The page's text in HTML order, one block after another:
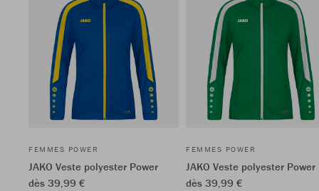
FEMMES POWER
JAKO Veste polyester Power
dès 39,99 €
FEMMES POWER
JAKO Veste polyester Power
dès 39,99 €